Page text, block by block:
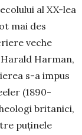
al XX-lea
mai des
veche
Harman,
s-a impus
(1890-
britanici,
puţinele